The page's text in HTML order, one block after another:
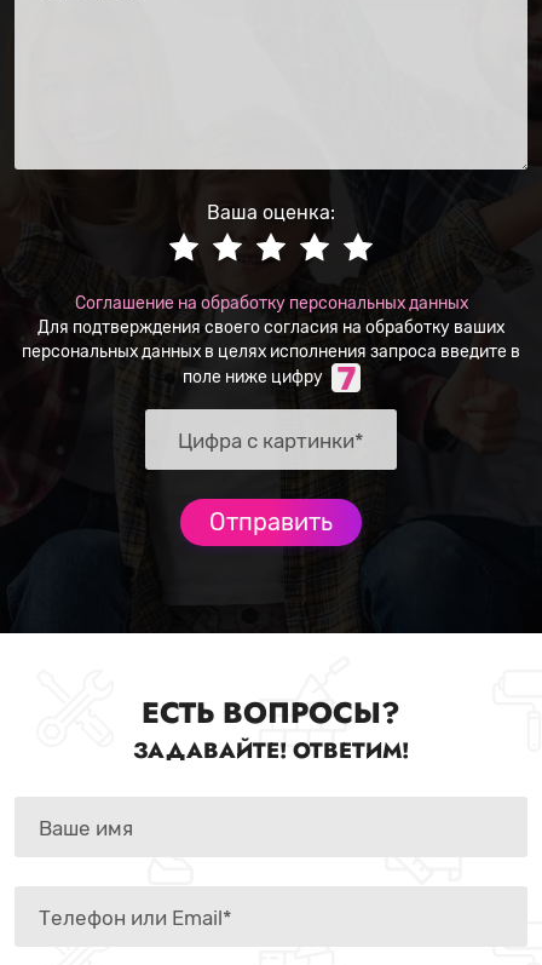
Ваша оценка:
Соглашение на обработку персональных данных
Для подтверждения своего согласия на обработку ваших
персональных данных в целях исполнения запроса введите в
поле ниже цифру
ЕСТЬ ВОПРОСЫ?
ЗАДАВАЙТЕ! ОТВЕТИМ!